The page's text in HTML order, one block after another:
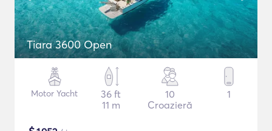
Tiara 3600 Open
Motor Yacht
36 ft
11 m
10
Croazieră
1